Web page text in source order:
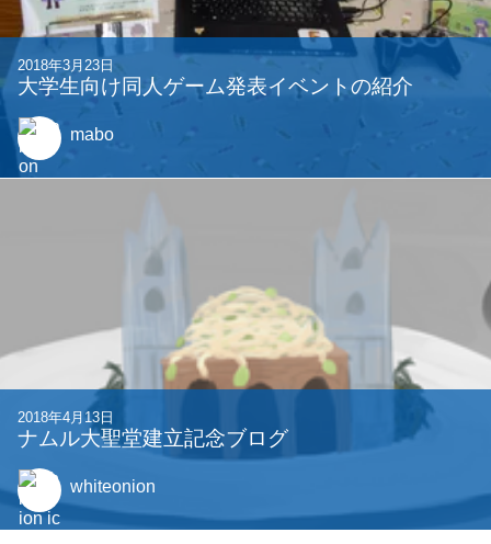
2018年3月23日
大学生向け同人ゲーム発表イベントの紹介
mabo
2018年4月13日
ナムル大聖堂建立記念ブログ
whiteonion